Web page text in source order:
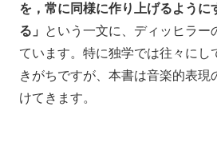
を，常に同様に作り上げるように
る」
という一文に、ディッヒラー
ています。特に独学では往々にし
きがちですが、本書は音楽的表現
けてきます。